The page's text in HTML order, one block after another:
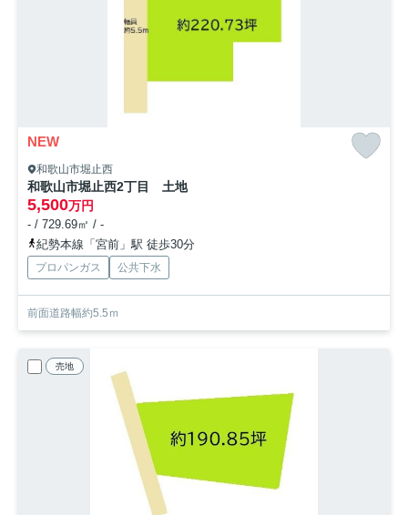
NEW
和歌山市堀止西
和歌山市堀止西2丁目 土地
5,500万円
- / 729.69㎡ / -
紀勢本線「宮前」駅 徒歩30分
プロパンガス 公共下水
前面道路幅約5.5ｍ
売地